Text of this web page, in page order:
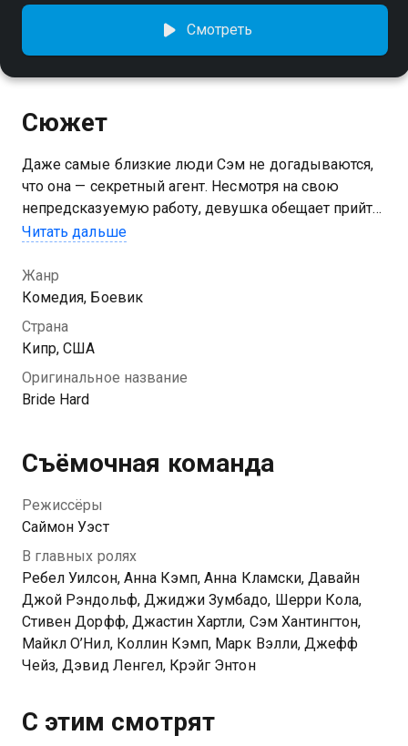
Смотреть
Сюжет
Даже самые близкие люди Сэм не догадываются,
что она — секретный агент. Несмотря на свою
непредсказуемую работу, девушка обещает прийти
на свадьбу лучшей подруги, однако и там
берут в заложники гостей торжества, Сэм решает
во что бы то ни стало спасти праздник: по-шпионски
профессионально и по-женски грациозно.
Читать дальше
Жанр
Комедия, Боевик
Страна
Кипр, США
Оригинальное название
Bride Hard
Съёмочная команда
Режиссёры
Саймон Уэст
В главных ролях
Ребел Уилсон, Анна Кэмп, Анна Кламски, Давайн
Джой Рэндольф, Джиджи Зумбадо, Шерри Кола,
Стивен Дорфф, Джастин Хартли, Сэм Хантингтон,
Майкл О’Нил, Коллин Кэмп, Марк Вэлли, Джефф
Чейз, Дэвид Ленгел, Крэйг Энтон
С этим смотрят